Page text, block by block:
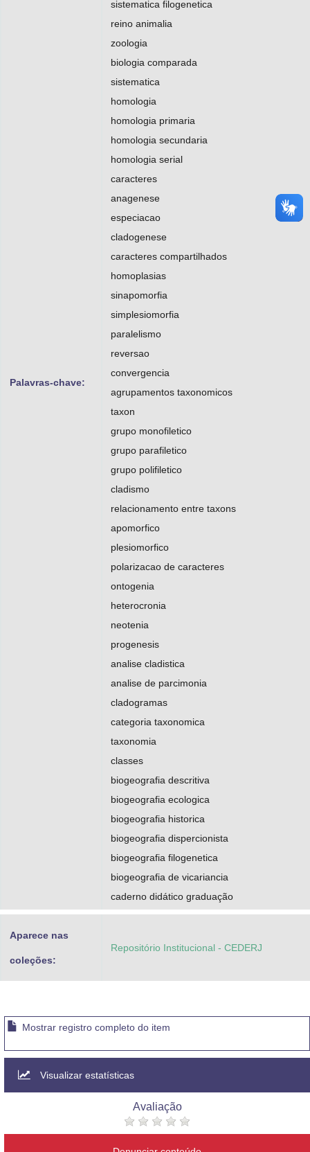
Palavras-chave:
sistematica filogenetica
reino animalia
zoologia
biologia comparada
sistematica
homologia
homologia primaria
homologia secundaria
homologia serial
caracteres
anagenese
especiacao
cladogenese
caracteres compartilhados
homoplasias
sinapomorfia
simplesiomorfia
paralelismo
reversao
convergencia
agrupamentos taxonomicos
taxon
grupo monofiletico
grupo parafiletico
grupo polifiletico
cladismo
relacionamento entre taxons
apomorfico
plesiomorfico
polarizacao de caracteres
ontogenia
heterocronia
neotenia
progenesis
analise cladistica
analise de parcimonia
cladogramas
categoria taxonomica
taxonomia
classes
biogeografia descritiva
biogeografia ecologica
biogeografia historica
biogeografia dispercionista
biogeografia filogenetica
biogeografia de vicariancia
caderno didático graduação
Aparece nas
coleções:
Repositório Institucional - CEDERJ
Mostrar registro completo do item
Visualizar estatísticas
Avaliação